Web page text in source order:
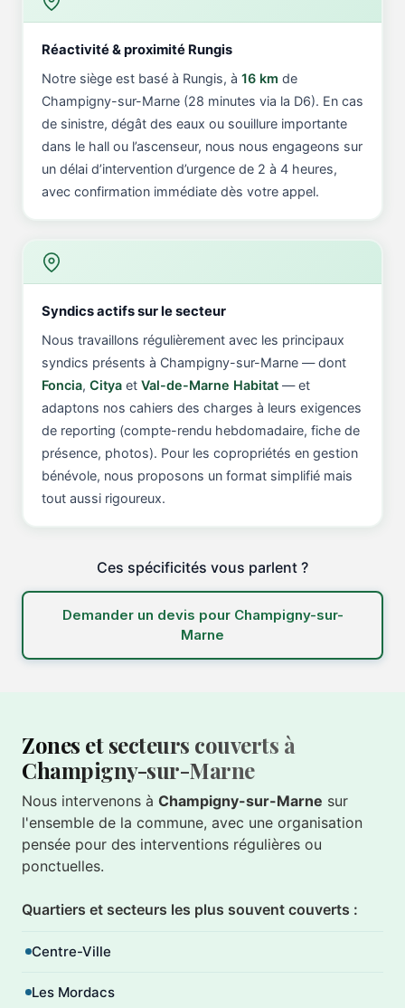
Réactivité & proximité Rungis
Notre siège est basé à Rungis, à 16 km de
Champigny-sur-Marne (28 minutes via la D6). En cas
de sinistre, dégât des eaux ou souillure importante
dans le hall ou l’ascenseur, nous nous engageons sur
un délai d’intervention d’urgence de 2 à 4 heures,
avec confirmation immédiate dès votre appel.
Syndics actifs sur le secteur
Nous travaillons régulièrement avec les principaux
syndics présents à Champigny-sur-Marne — dont
Foncia, Cityaet Val-de-Marne Habitat— et
adaptons nos cahiers des charges à leurs exigences
de reporting (compte-rendu hebdomadaire, fiche de
présence, photos). Pour les copropriétés en gestion
bénévole, nous proposons un format simplifié mais
tout aussi rigoureux.
Ces spécificités vous parlent ?
Demander un devis pour Champigny-sur-
Marne
Zones et secteurs couverts à
Champigny-sur-Marne
Nous intervenons à Champigny-sur-Marne sur
l'ensemble de la commune, avec une organisation
pensée pour des interventions régulières ou
ponctuelles.
Quartiers et secteurs les plus souvent couverts :
Centre-Ville
Les Mordacs